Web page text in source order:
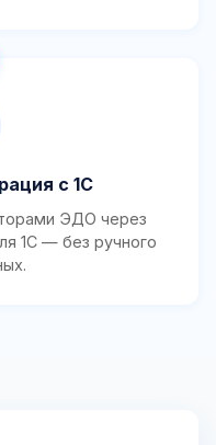
с 1С
ЭДО через
1С — без ручного